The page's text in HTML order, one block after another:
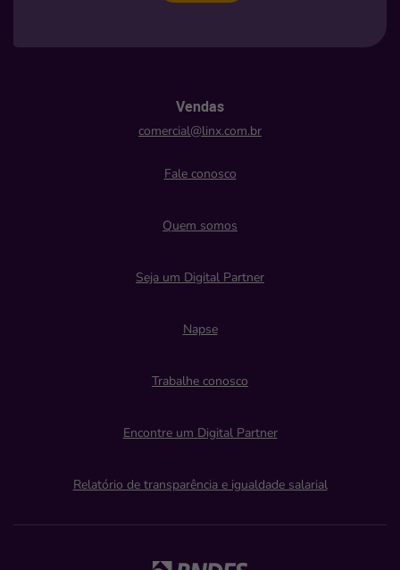
Vendas
comercial@linx.com.br
Fale conosco
Quem somos
Seja um Digital Partner
Napse
Trabalhe conosco
Encontre um Digital Partner
Relatório de transparência e igualdade salarial